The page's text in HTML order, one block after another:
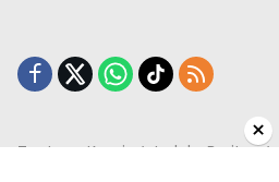
Tentang Kami Indeks Berita
×